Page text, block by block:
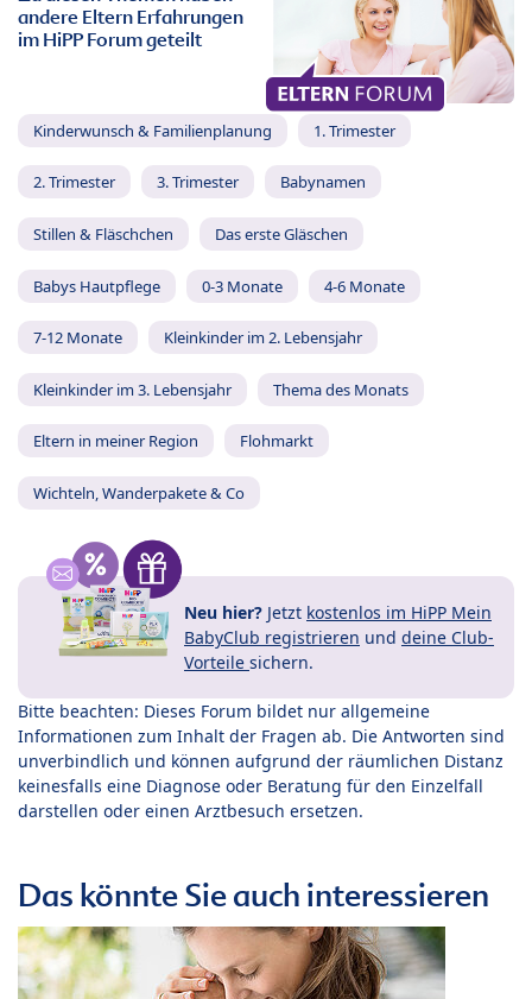
andere Eltern Erfahrungen
im HiPP Forum geteilt
Kinderwunsch & Familienplanung 1. Trimester
2. Trimester 3. Trimester Babynamen
Stillen & Fläschchen Das erste Gläschen
Babys Hautpflege 0-3 Monate 4-6 Monate
7-12 Monate Kleinkinder im 2. Lebensjahr
Kleinkinder im 3. Lebensjahr Thema des Monats
Eltern in meiner Region Flohmarkt
Wichteln, Wanderpakete & Co
Neu hier? Jetzt kostenlos im HiPP Mein
BabyClub registrieren und deine Club-
Vorteile sichern.
Bitte beachten: Dieses Forum bildet nur allgemeine
Informationen zum Inhalt der Fragen ab. Die Antworten sind
unverbindlich und können aufgrund der räumlichen Distanz
keinesfalls eine Diagnose oder Beratung für den Einzelfall
darstellen oder einen Arztbesuch ersetzen.
Das könnte Sie auch interessieren